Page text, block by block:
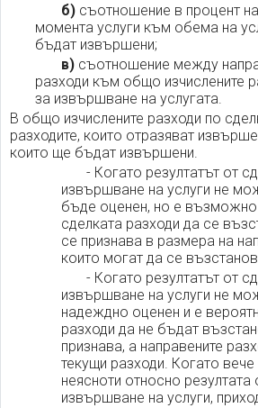
б)съотношение в процент
момента услуги към обема на
бъдат извършени;
в)съотношение между
разходи към общо изчислените
за извършване на услугата.
В общо изчислените разходи по
разходите, които отразяват
които ще бъдат извършени.
- Когато резултатът от
извършване на услуги не
бъде оценен, но е възможно
сделката разходи да се
се признава в размера на
които могат да се
- Когато резултатът от
извършване на услуги не
надеждно оценен и е
разходи да не бъдат
признава, а направените
текущи разходи. Когато
неясноти относно резултата
извършване на услуги,